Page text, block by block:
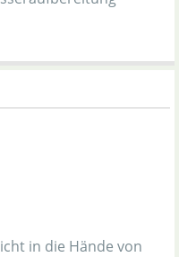
in die Hände von